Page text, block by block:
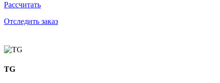
Рассчитать
Отследить заказ
TG